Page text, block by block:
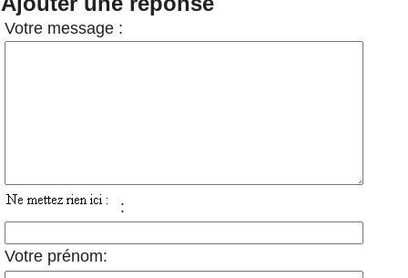
Votre message :
:
Votre prénom: